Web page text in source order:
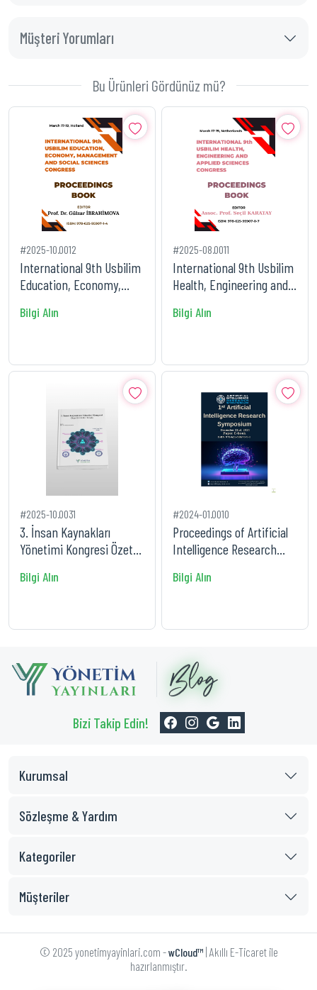
Müşteri Yorumları
Bu Ürünleri Gördünüz mü?
#2025-10.0012
International 9th Usbilim
Education, Economy,
Sc
Bilgi Alın
#2025-08.0011
International 9th Usbilim
Health, Engineering and
Bilgi Alın
#2025-10.0031
3. İnsan Kaynakları
Yönetimi Kongresi Özet
Bilgi Alın
#2024-01.0010
Proceedings of Artificial
Intelligence Research
Bilgi Alın
Bizi Takip Edin!
Kurumsal
Sözleşme & Yardım
Kategoriler
Müşteriler
© 2025 yonetimyayinlari.com -wCloud™| Akıllı E-Ticaret ile
hazırlanmıştır.